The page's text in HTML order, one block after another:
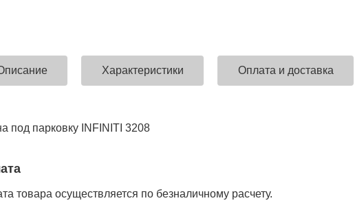
Характеристики Оплата и доставка
под парковку INFINITI 3208
товара осуществляется по безналичному расчету.